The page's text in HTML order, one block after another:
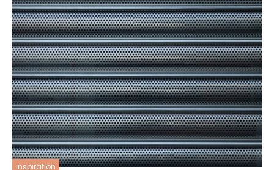
inspiration